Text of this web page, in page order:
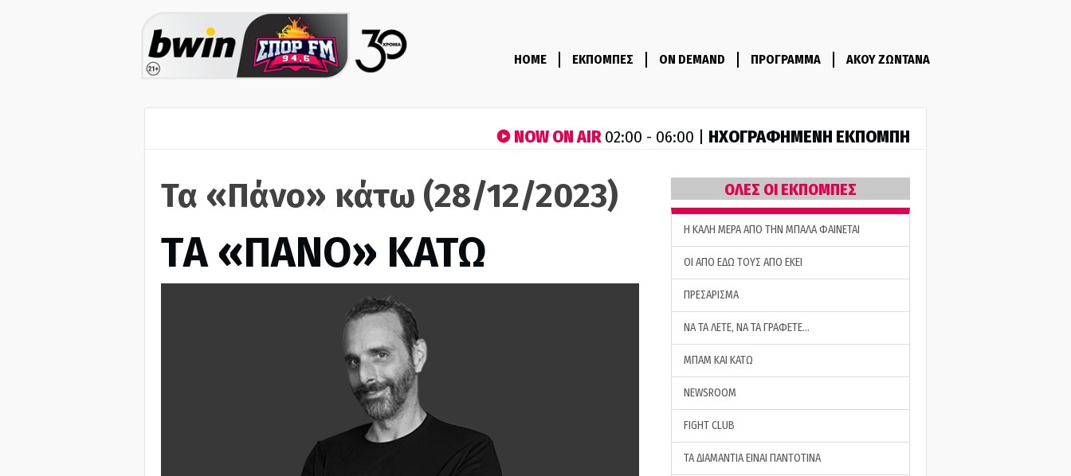
HOME ΕΚΠΟΜΠΕΣ ON DEMAND ΠΡΟΓΡΑΜΜΑ ΑΚΟΥ ΖΩΝΤΑΝΑ
NOW ON AIR02:00 - 06:00 | ΗΧΟΓΡΑΦΗΜΕΝΗ ΕΚΠΟΜΠΗ
Τα «Πάνο» κάτω (28/12/2023)
ΤA «ΠΑΝΟ» ΚΑΤΩ
ΟΛΕΣ ΟΙ ΕΚΠΟΜΠΕΣ
H ΚΑΛΗ ΜΕΡΑ ΑΠΟ ΤΗΝ ΜΠΑΛΑ ΦΑΙΝΕΤΑΙ
ΟΙ ΑΠΟ ΕΔΩ ΤΟΥΣ ΑΠΟ ΕΚΕΙ
ΠΡΕΣΑΡΙΣΜΑ
ΝΑ ΤΑ ΛΕΤΕ, ΝΑ ΤΑ ΓΡΑΦΕΤΕ…
ΜΠΑΜ ΚΑΙ ΚΑΤΩ
NEWSROOM
FIGHT CLUB
ΤΑ ΔΙΑΜΑΝΤΙΑ ΕΙΝΑΙ ΠΑΝΤΟΤΙΝΑ